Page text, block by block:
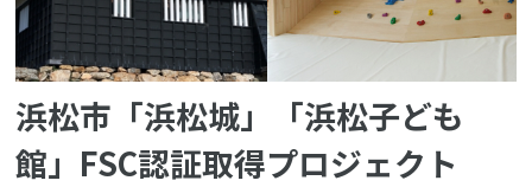
浜松市「浜松城」「浜松子ども
館」FSC認証取得プロジェクト